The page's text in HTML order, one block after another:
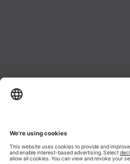
Instagram